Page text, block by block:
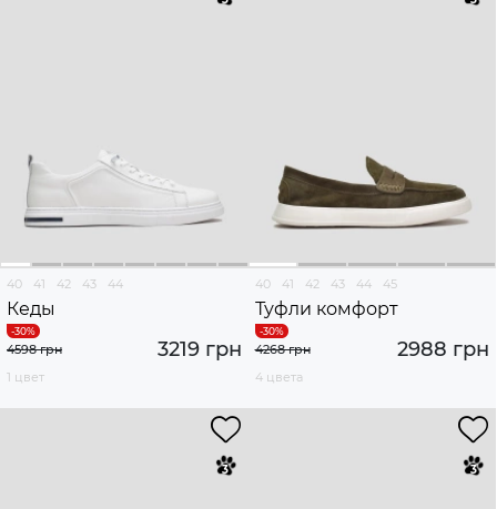
40 41 42 43 44
Кеды
3219 грн
4598 грн
1 цвет
40 41 42 43 44 45
Туфли комфорт
2988 грн
4268 грн
4 цвета